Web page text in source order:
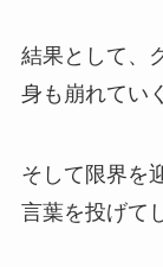
結果として、
身も崩れてい
そして限界を
言葉を投げて